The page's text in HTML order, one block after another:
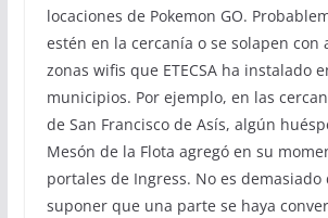
locaciones de Pokemon GO.
estén en la cercanía o se solapen con
zonas wifis que ETECSA ha instalado
municipios. Por ejemplo, en las
de San Francisco de Asís, algún
Mesón de la Flota agregó en su
portales de Ingress. No es demasiado
suponer que una parte se haya